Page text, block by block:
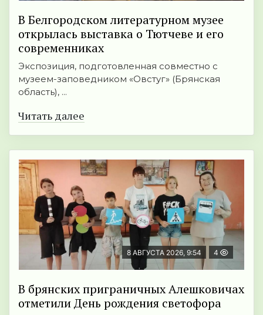
В Белгородском литературном музее
открылась выставка о Тютчеве и его
современниках
Экспозиция, подготовленная совместно с
музеем-заповедником «Овстуг» (Брянская
область), ...
Читать далее
8 АВГУСТА 2026, 9:54 4
В брянских приграничных Алешковичах
отметили День рождения светофора